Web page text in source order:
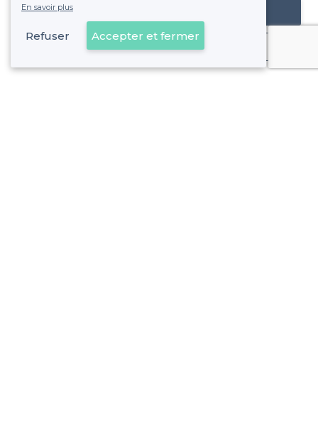
Référencer mon établissement
Déjà client
En savoir plus
Refuser Accepter et fermer